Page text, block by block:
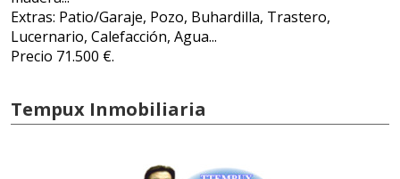
Extras: Patio/Garaje, Pozo, Buhardilla, Trastero,
Lucernario, Calefacción, Agua...
Precio 71.500 €.
Tempux Inmobiliaria